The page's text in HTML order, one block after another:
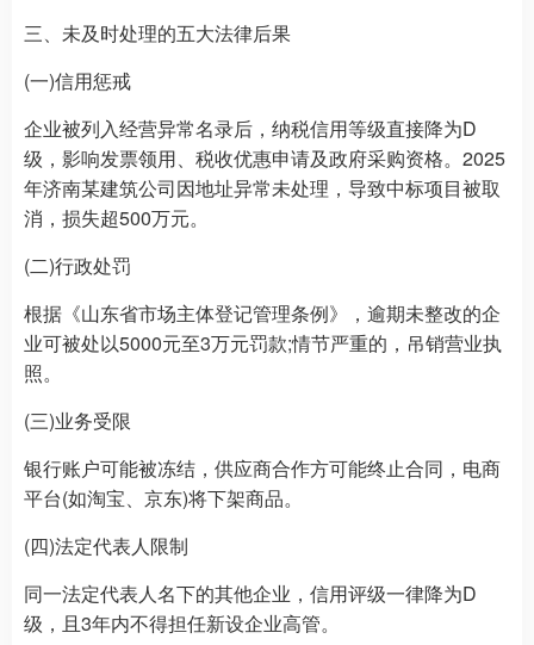
三、未及时处理的五大法律后果
(一)信用惩戒
企业被列入经营异常名录后，纳税信用等级直接降为D
级，影响发票领用、税收优惠申请及政府采购资格。2025
年济南某建筑公司因地址异常未处理，导致中标项目被取
消，损失超500万元。
(二)行政处罚
根据《山东省市场主体登记管理条例》，逾期未整改的企
业可被处以5000元至3万元罚款;情节严重的，吊销营业执
照。
(三)业务受限
银行账户可能被冻结，供应商合作方可能终止合同，电商
平台(如淘宝、京东)将下架商品。
(四)法定代表人限制
同一法定代表人名下的其他企业，信用评级一律降为D
级，且3年内不得担任新设企业高管。